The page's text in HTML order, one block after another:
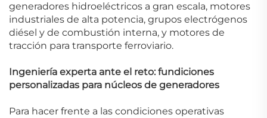
generadores hidroeléctricos a gran escala, motores
industriales de alta potencia, grupos electrógenos
diésel y de combustión interna, y motores de
tracción para transporte ferroviario.
Ingeniería experta ante el reto: fundiciones
personalizadas para núcleos de generadores
Para hacer frente a las condiciones operativas